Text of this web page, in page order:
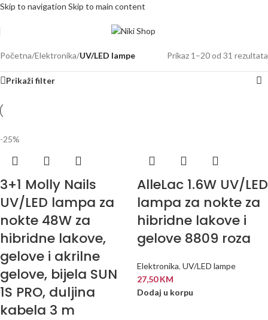
Skip to navigation Skip to main content
Početna/Elektronika/UV/LED lampe Prikaz 1–20 od 31 rezultata
Prikaži filter
-25%
3+1 Molly Nails
UV/LED lampa za
nokte 48W za
hibridne lakove,
gelove i akrilne
gelove, bijela SUN
1S PRO, duljina
kabela 3 m
AlleLac 1.6W UV/LED
lampa za nokte za
hibridne lakove i
gelove 8809 roza
Elektronika, UV/LED lampe
27,50KM
Dodaj u korpu